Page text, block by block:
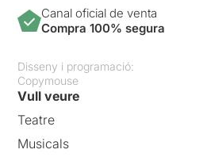
Canal oficial de venta
Compra 100% segura
Disseny i programació:
Copymouse
Vull veure
Teatre
Musicals